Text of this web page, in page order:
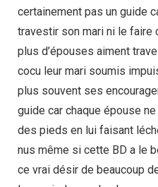
certainement pas un guide
travestir son mari ni le faire
plus d’épouses aiment
cocu leur mari soumis
plus souvent ses
guide car chaque épouse
des pieds en lui faisant
nus même si cette BD a le
ce vrai désir de beaucoup